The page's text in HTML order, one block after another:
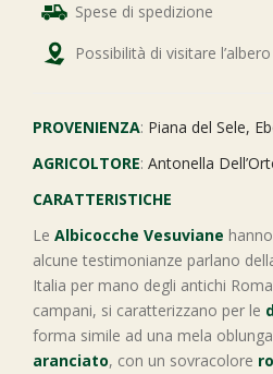
Spese di spedizione
Possibilità di visitare l’albero
PROVENIENZA: Piana del Sele,
AGRICOLTORE: Antonella
CARATTERISTICHE
Le Albicocche Vesuviane
alcune testimonianze parlano
Italia per mano degli antichi
campani, si caratterizzano per le
forma simile ad una mela
aranciato, con un sovracolore